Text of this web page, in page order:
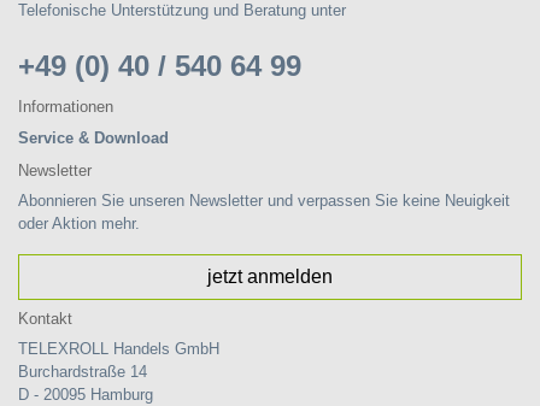
Telefonische Unterstützung und Beratung unter
+49 (0) 40 / 540 64 99
Informationen
Service & Download
Newsletter
Abonnieren Sie unseren Newsletter und verpassen Sie keine Neuigkeit
oder Aktion mehr.
jetzt anmelden
Kontakt
TELEXROLL Handels GmbH
Burchardstraße 14
D - 20095 Hamburg